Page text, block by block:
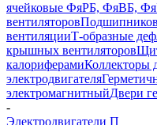
ячейковые ФяРБ, ФяВБ,
вентиляторов
вентиляцииТ-образные
крышных вентиляторов
калориферамиКоллекторы
электродвигателя
электромагнитныйДвери
-
Электродвигатели П